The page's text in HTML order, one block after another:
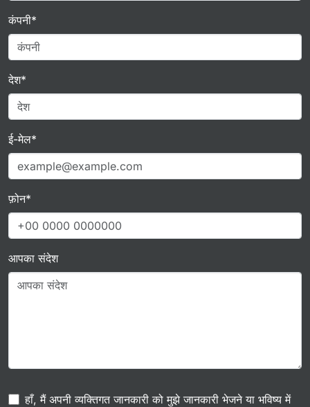
कंपनी*
देश*
ई-मेल*
फ़ोन*
आपका संदेश
हाँ, मैं अपनी व्यक्तिगत जानकारी को मुझे जानकारी भेजने या भविष्य में